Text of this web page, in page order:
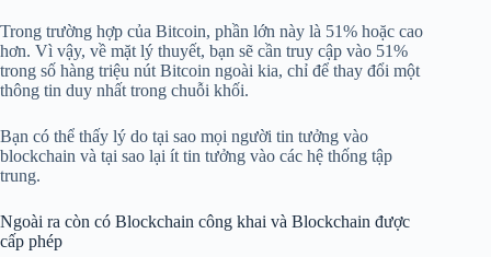
Trong trường hợp của Bitcoin, phần lớn này là 51% hoặc cao
hơn. Vì vậy, về mặt lý thuyết, bạn sẽ cần truy cập vào 51%
trong số hàng triệu nút Bitcoin ngoài kia, chỉ để thay đổi một
thông tin duy nhất trong chuỗi khối.
Bạn có thể thấy lý do tại sao mọi người tin tưởng vào
blockchain và tại sao lại ít tin tưởng vào các hệ thống tập
trung.
Ngoài ra còn có Blockchain công khai và Blockchain được
cấp phép